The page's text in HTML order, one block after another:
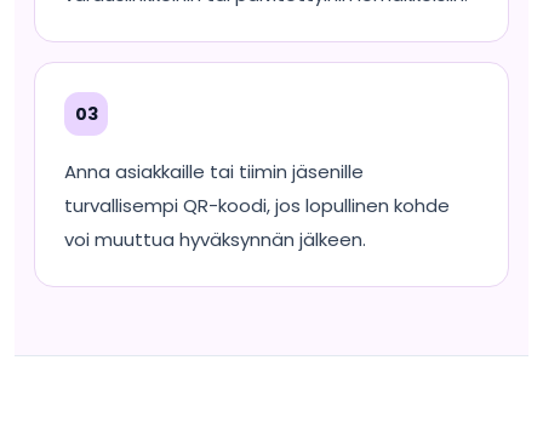
03
Anna asiakkaille tai tiimin jäsenille
turvallisempi QR-koodi, jos lopullinen kohde
voi muuttua hyväksynnän jälkeen.